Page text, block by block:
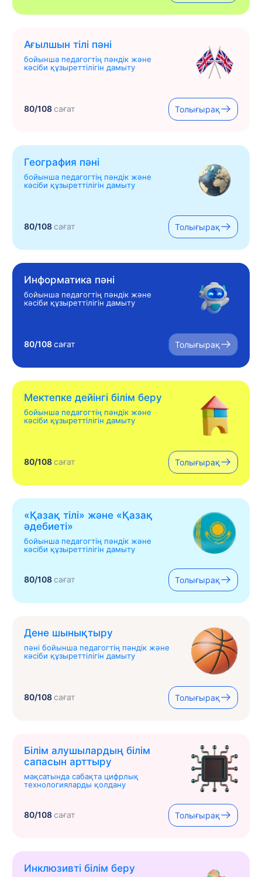
Ағылшын тілі пәні
бойынша педагогтің пәндік және
кәсіби құзыреттілігін дамыту
80/108сағат Толығырақ
География пәні
бойынша педагогтің пәндік және
кәсіби құзыреттілігін дамыту
80/108сағат Толығырақ
Информатика пәні
бойынша педагогтің пәндік және
кәсіби құзыреттілігін дамыту
80/108сағат Толығырақ
Мектепке дейінгі білім беру
бойынша педагогтің пәндік және
кәсіби құзыреттілігін дамыту
80/108сағат Толығырақ
«Қазақ тілі» жəне «Қазақ
əдебиеті»
бойынша педагогтің пәндік және
кәсіби құзыреттілігін дамыту
80/108сағат Толығырақ
Дене шынықтыру
пәні бойынша педагогтің пәндік және
кәсіби құзыреттілігін дамыту
80/108сағат Толығырақ
Білім алушылардың білім
сапасын арттыру
мақсатында сабақта цифрлық
технологияларды қолдану
80/108сағат Толығырақ
Инклюзивті білім беру